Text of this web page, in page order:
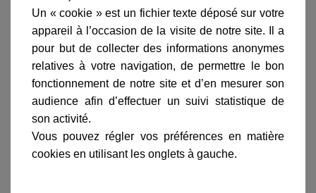
Informations produit
livraison
Un « cookie » est un fichier texte déposé sur votre
appareil à l’occasion de la visite de notre site. Il a
pour but de collecter des informations anonymes
relatives à votre navigation, de permettre le bon
fonctionnement de notre site et d’en mesurer son
audience afin d’effectuer un suivi statistique de
son activité.
Vous pouvez régler vos préférences en matière
cookies en utilisant les onglets à gauche.